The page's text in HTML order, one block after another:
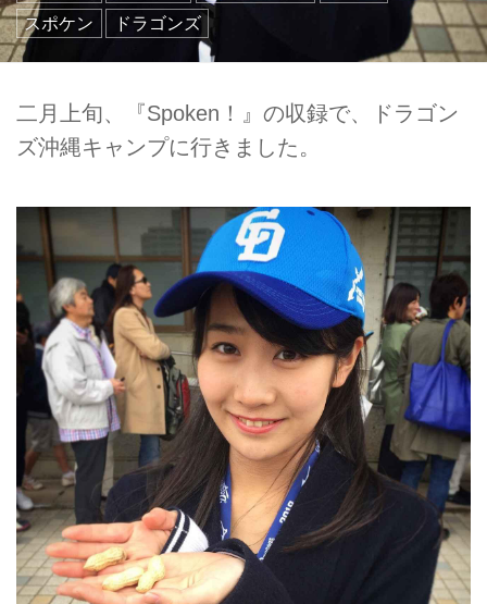
スポケン
ドラゴンズ
二月上旬、『Spoken！』の収録で、ドラゴン
ズ沖縄キャンプに行きました。